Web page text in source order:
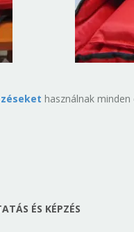
használnak
ÉS KÉPZÉS